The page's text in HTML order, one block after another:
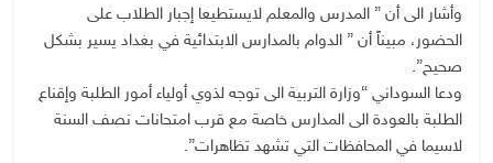
وأشار الى أن ” المدرس والمعلم لايستطيعا إجبار الطلاب على
الحضور، مبيناً أن ” الدوام بالمدارس الابتدائية في بغداد يسير بشكل
صحيح”.
ودعا السوداني “وزارة التربية الى توجه لذوي أولياء أمور الطلبة وإقناع
الطلبة بالعودة الى المدارس خاصة مع قرب امتحانات نصف السنة
لاسيما في المحافظات التي تشهد تظاهرات”.